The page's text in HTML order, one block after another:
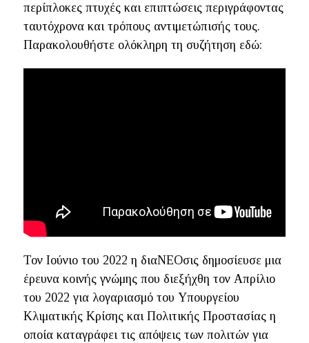
περίπλοκες πτυχές και επιπτώσεις περιγράφοντας
ταυτόχρονα και τρόπους αντιμετώπισής τους.
Παρακολουθήστε ολόκληρη τη συζήτηση εδώ:
Τον Ιούνιο του 2022 η διαΝΕΟσις δημοσίευσε μια
έρευνα κοινής γνώμης που διεξήχθη τον Απρίλιο
του 2022 για λογαριασμό του Υπουργείου
Κλιματικής Κρίσης και Πολιτικής Προστασίας η
οποία καταγράφει τις απόψεις των πολιτών για